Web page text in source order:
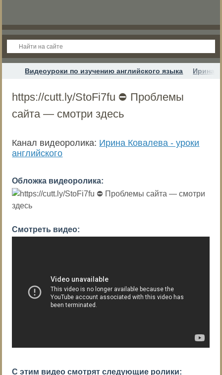
Видеоуроки по изучению английского языка Ирина
https://cutt.ly/StoFi7fu ⛔ Проблемы
сайта — смотри здесь
Канал видеоролика: Ирина Ковалева - уроки
английского
Обложка видеоролика:
Смотреть видео:
С этим видео смотрят следующие ролики: